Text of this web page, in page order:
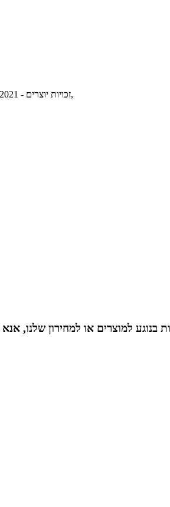
© זכויות יוצרים - 2010-2021: כל הזכויות שמורות.,